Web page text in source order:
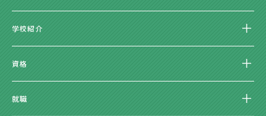
学校紹介
資格
就職